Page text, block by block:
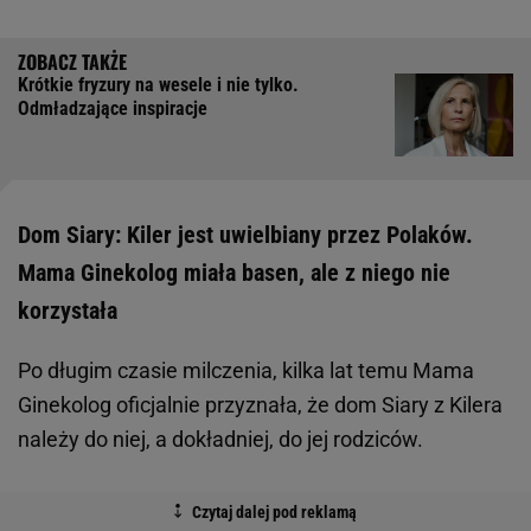
Krótkie fryzury na wesele i nie tylko.
Odmładzające inspiracje
Dom Siary: Kiler jest uwielbiany przez Polaków.
Mama Ginekolog miała basen, ale z niego nie
korzystała
Po długim czasie milczenia, kilka lat temu Mama
Ginekolog oficjalnie przyznała, że dom Siary z Kilera
należy do niej, a dokładniej, do jej rodziców.